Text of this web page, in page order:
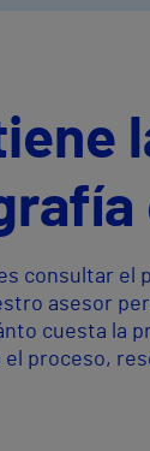
consultar el
asesor
cuesta la
proceso,